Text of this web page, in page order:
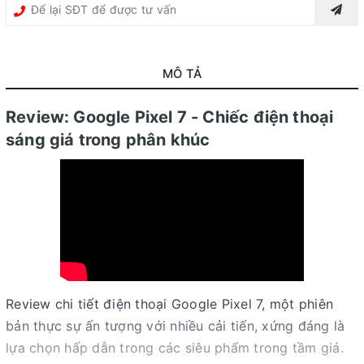
MÔ TẢ
Review: Google Pixel 7 - Chiếc điện thoại
sáng giá trong phân khúc
Review chi tiết điện thoại Google Pixel 7, một phiên
bản thực sự ấn tượng với nhiều cải tiến, xứng đáng là
lựa chọn hấp dẫn trong các siêu phẩm trong tầm giá.